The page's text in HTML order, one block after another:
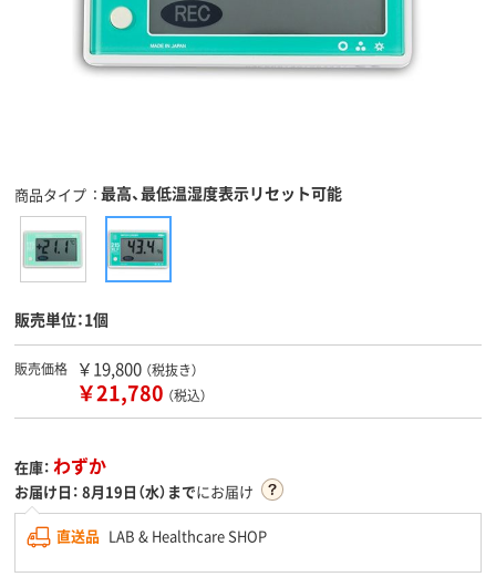
商品タイプ 最高、最低温湿度表示リセット可能
販売単位：1個
販売価格 ￥19,800 （税抜き）
￥21,780 （税込）
在庫： わずか
お届け日： 8月19日（水）までにお届け
直送品 LAB & Healthcare SHOP